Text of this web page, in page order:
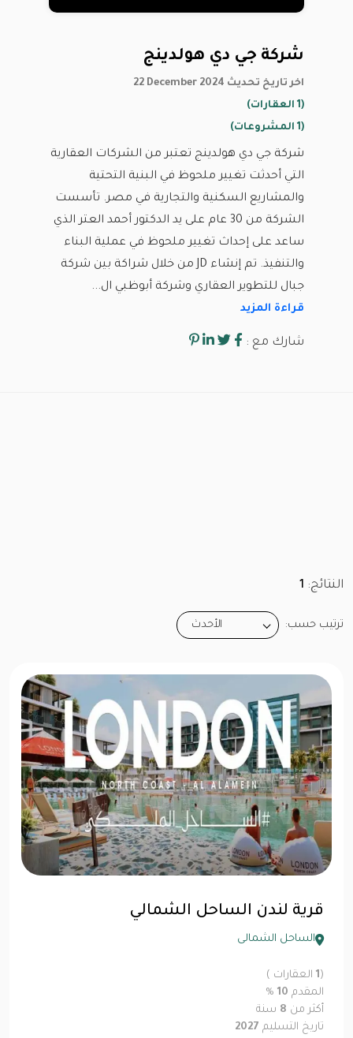
شركة جي دي هولدينج
22 December 2024 اخر تاريخ تحديث
(1 العقارات)
(1 المشروعات)
شركة جي دي هولدينج تعتبر من الشركات العقارية
التي أحدثت تغيير ملحوظ في البنية التحتية
والمشاريع السكنية والتجارية في مصر. تأسست
الشركة من 30 عام على يد الدكتور أحمد العتر الذي
ساعد على إحداث تغيير ملحوظ في عملية البناء
والتنفيذ. تم إنشاء JD من خلال شراكة بين شركة
جبال للتطوير العقاري وشركة أبوظبي ال...
قراءة المزيد
شارك مع :
النتائج: 1
ترتيب حسب: الأحدث
قرية لندن الساحل الشمالي
الساحل الشمالى
(
1 العقارات )
المقدم 10
%
أكثر من 8 سنة
تاريخ التسليم 2027